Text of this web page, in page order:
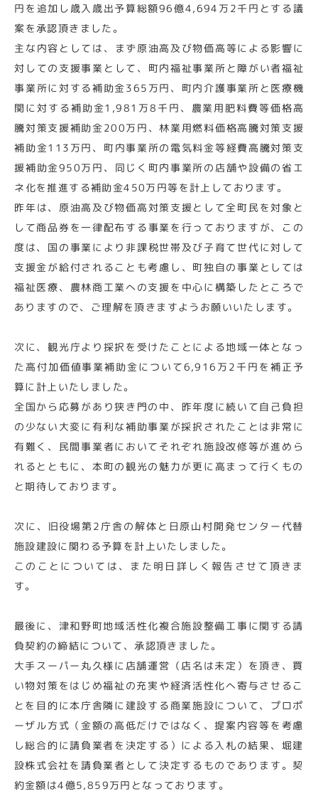
円を追加し歳入歳出予算総額96億4,694万2千円とする議
案を承認頂きました。
主な内容としては、まず原油高及び物価高等による影響に
対しての支援事業として、町内福祉事業所と障がい者福祉
事業所に対する補助金365万円、町内介護事業所と医療機
関に対する補助金1,981万8千円、農業用肥料費等価格高
騰対策支援補助金200万円、林業用燃料価格高騰対策支援
補助金113万円、町内事業所の電気料金等経費高騰対策支
援補助金950万円、同じく町内事業所の店舗や設備の省エ
ネ化を推進する補助金450万円等を計上しております。
昨年は、原油高及び物価高対策支援として全町民を対象と
して商品券を一律配布する事業を行っておりますが、この
度は、国の事業により非課税世帯及び子育て世代に対して
支援金が給付されることも考慮し、町独自の事業としては
福祉医療、農林商工業への支援を中心に構築したところで
ありますので、ご理解を頂きますようお願いいたします。
次に、観光庁より採択を受けたことによる地域一体となっ
た高付加価値事業補助金について6,916万2千円を補正予
算に計上いたしました。
全国から応募があり狭き門の中、昨年度に続いて自己負担
の少ない大変に有利な補助事業が採択されたことは非常に
有難く、民間事業者においてそれぞれ施設改修等が進めら
れるとともに、本町の観光の魅力が更に高まって行くもの
と期待しております。
次に、旧役場第2庁舎の解体と日原山村開発センター代替
施設建設に関わる予算を計上いたしました。
このことについては、また明日詳しく報告させて頂きま
す。
最後に、津和野町地域活性化複合施設整備工事に関する請
負契約の締結について、承認頂きました。
大手スーパー丸久様に店舗運営（店名は未定）を頂き、買
い物対策をはじめ福祉の充実や経済活性化へ寄与させるこ
とを目的に本庁舎隣に建設する商業施設について、プロポ
ーザル方式（金額の高低だけではなく、提案内容等を考慮
し総合的に請負業者を決定する）による入札の結果、堀建
設株式会社を請負業者として決定するものであります。契
約金額は4億5,859万円となっております。